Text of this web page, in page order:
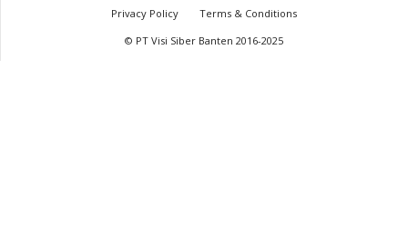
Privacy Policy
Terms & Conditions
© PT Visi Siber Banten 2016-2025